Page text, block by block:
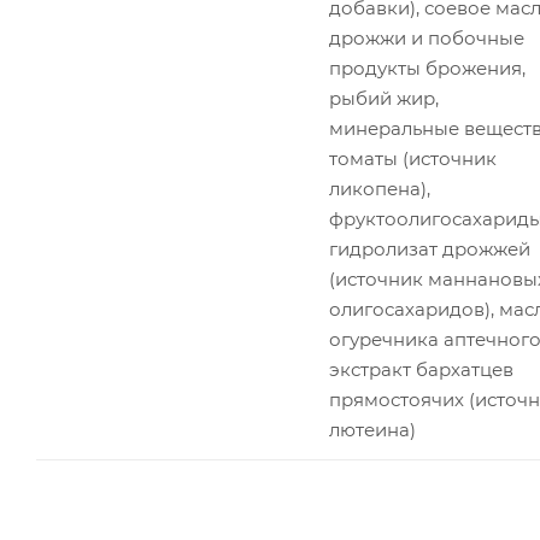
добавки), соевое
дрожжи и побочные
продукты брожения,
рыбий жир,
минеральные
томаты (источник
ликопена),
гидролизат дрожжей
(источник
олигосахаридов),
огуречника
экстракт бархатцев
прямостоячих
лютеина)